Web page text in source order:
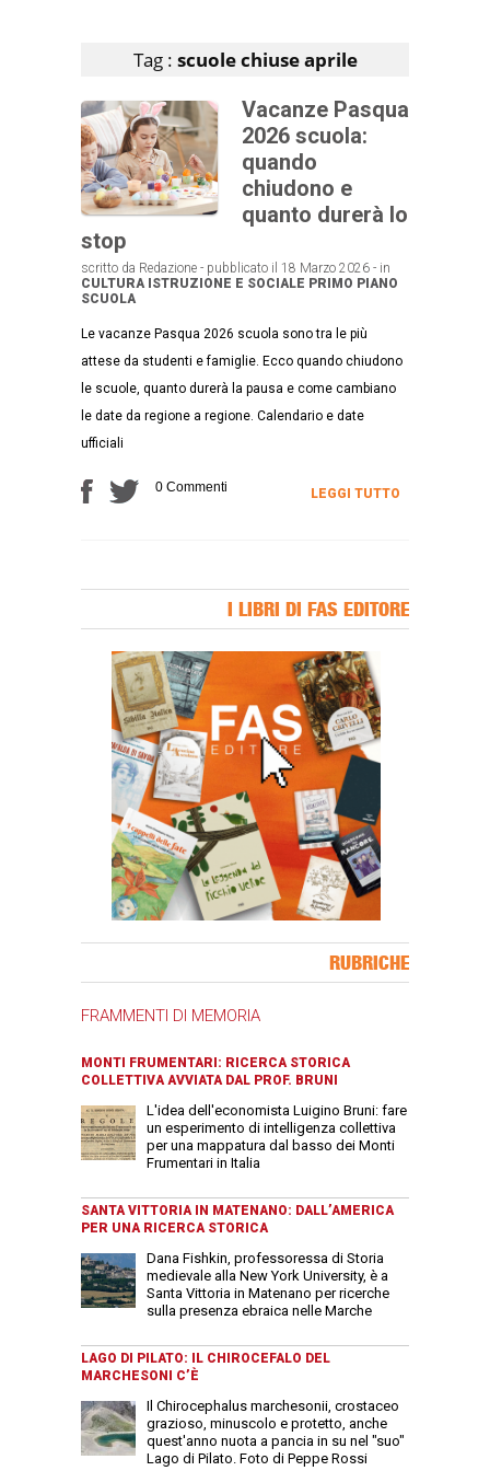
Tag : scuole chiuse aprile
Vacanze Pasqua
2026 scuola:
quando
chiudono e
quanto durerà lo
stop
scritto da Redazione - pubblicato il 18 Marzo 2026 - in
CULTURA ISTRUZIONE E SOCIALE PRIMO PIANO
SCUOLA
Le vacanze Pasqua 2026 scuola sono tra le più
attese da studenti e famiglie. Ecco quando chiudono
le scuole, quanto durerà la pausa e come cambiano
le date da regione a regione. Calendario e date
ufficiali
0 Commenti LEGGI TUTTO
I LIBRI DI FAS EDITORE
RUBRICHE
FRAMMENTI DI MEMORIA
MONTI FRUMENTARI: RICERCA STORICA
COLLETTIVA AVVIATA DAL PROF. BRUNI
L'idea dell'economista Luigino Bruni: fare
un esperimento di intelligenza collettiva
per una mappatura dal basso dei Monti
Frumentari in Italia
SANTA VITTORIA IN MATENANO: DALL’AMERICA
PER UNA RICERCA STORICA
Dana Fishkin, professoressa di Storia
medievale alla New York University, è a
Santa Vittoria in Matenano per ricerche
sulla presenza ebraica nelle Marche
LAGO DI PILATO: IL CHIROCEFALO DEL
MARCHESONI C’È
Il Chirocephalus marchesonii, crostaceo
grazioso, minuscolo e protetto, anche
quest'anno nuota a pancia in su nel "suo"
Lago di Pilato. Foto di Peppe Rossi